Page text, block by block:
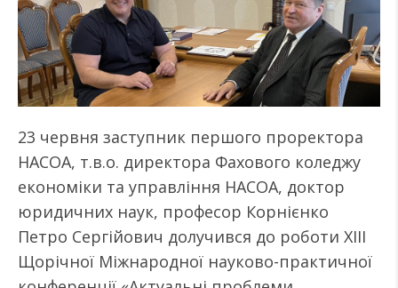
23 червня заступник першого проректора
НАСОА, т.в.о. директора Фахового коледжу
економіки та управління НАСОА, доктор
юридичних наук, професор Корнієнко
Петро Сергійович долучився до роботи ХІІІ
Щорічної Міжнародної науково-практичної